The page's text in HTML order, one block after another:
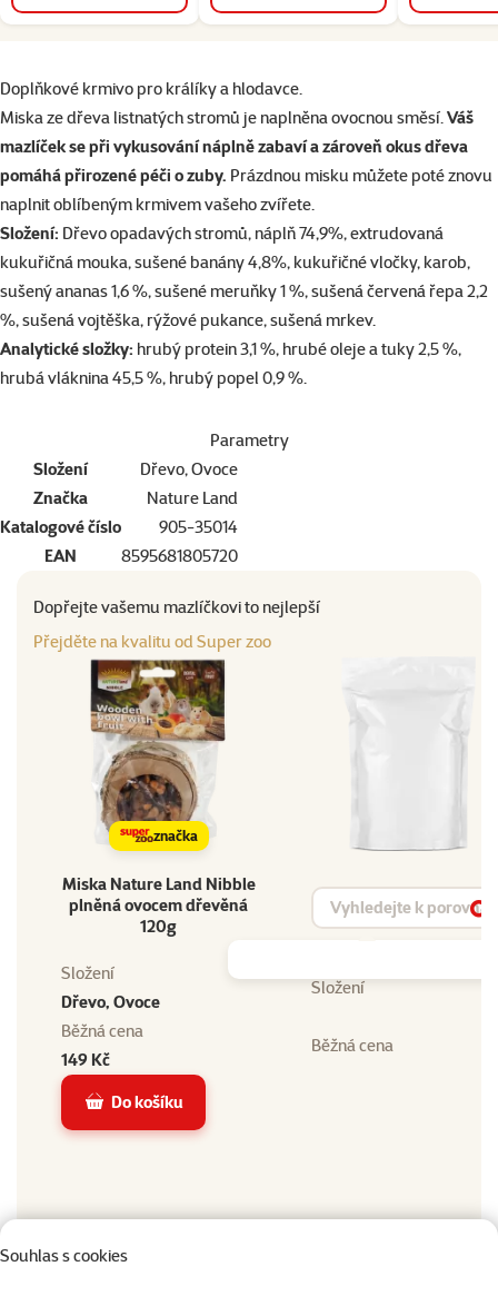
Souhlas s cookies
superzoo.product.detail.content
Doplňkové krmivo pro králíky a hlodavce.
Miska ze dřeva listnatých stromů je naplněna ovocnou směsí. Váš
mazlíček se při vykusování náplně zabaví a zároveň okus dřeva
pomáhá přirozené péči o zuby. Prázdnou misku můžete poté znovu
naplnit oblíbeným krmivem vašeho zvířete.
Složení: Dřevo opadavých stromů, náplň 74,9%, extrudovaná
kukuřičná mouka, sušené banány 4,8%, kukuřičné vločky, karob,
sušený ananas 1,6 %, sušené meruňky 1 %, sušená červená řepa 2,2
%, sušená vojtěška, rýžové pukance, sušená mrkev.
Analytické složky: hrubý protein 3,1 %, hrubé oleje a tuky 2,5 %,
hrubá vláknina 45,5 %, hrubý popel 0,9 %.
Parametry
Složení
Dřevo, Ovoce
Značka
Nature Land
Katalogové číslo
905-35014
EAN
8595681805720
Dopřejte vašemu mazlíčkovi to nejlepší
Přejděte na kvalitu od Super zoo
značka
Miska Nature Land Nibble
plněná ovocem dřevěná
120g
Vyhledat produkt
Složení
Dřevo, Ovoce
Složení
Běžná cena
149 Kč
Běžná cena
Do košíku